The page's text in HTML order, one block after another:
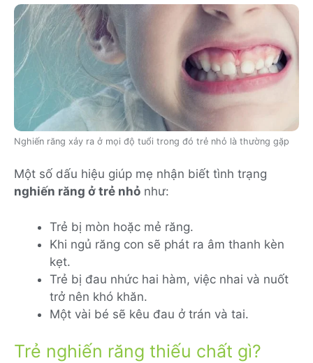
Nghiến răng xảy ra ở mọi độ tuổi trong đó trẻ nhỏ là thường gặp
Một số dấu hiệu giúp mẹ nhận biết tình trạng
nghiến răng ở trẻ nhỏ như:
Trẻ bị mòn hoặc mẻ răng.
Khi ngủ răng con sẽ phát ra âm thanh kèn
kẹt.
Trẻ bị đau nhức hai hàm, việc nhai và nuốt
trở nên khó khăn.
Một vài bé sẽ kêu đau ở trán và tai.
Trẻ nghiến răng thiếu chất gì?